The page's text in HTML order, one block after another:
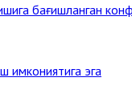
бағишланган
имкониятига эга